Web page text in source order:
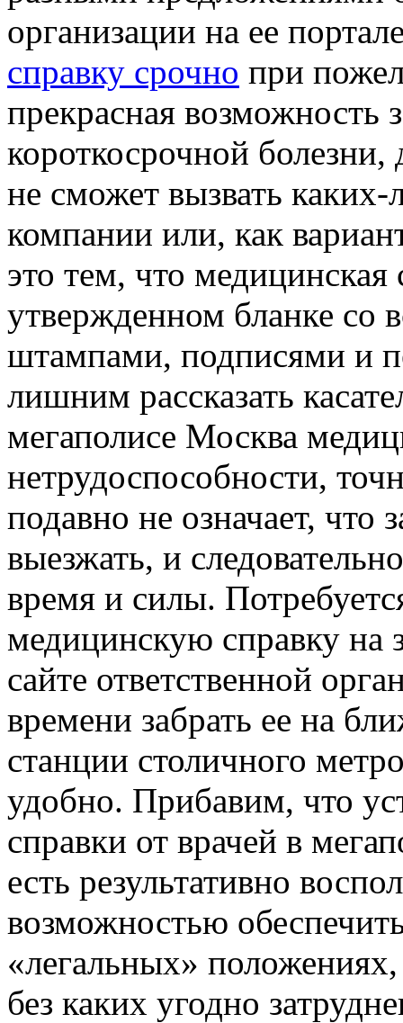
организации на ее
справку срочно при
прекрасная возможность
короткосрочной болезни,
не сможет вызвать
компании или, как
это тем, что медицинская
утвержденном бланке со
штампами, подписями и
лишним рассказать
мегаполисе Москва
нетрудоспособности,
подавно не означает, что
выезжать, и
время и силы.
медицинскую справку на
сайте ответственной
времени забрать ее на
станции столичного
удобно. Прибавим, что
справки от врачей в
есть результативно
возможностью
«легальных»
без каких угодно